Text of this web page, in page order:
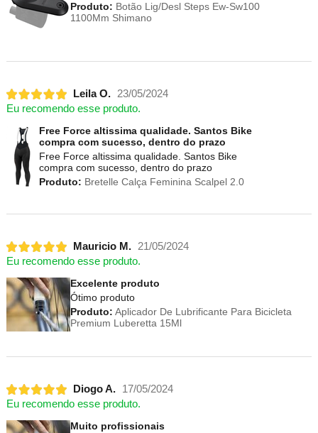
Produto: Botão Lig/Desl Steps Ew-Sw100
1100Mm Shimano
Leila O. 23/05/2024
Eu recomendo esse produto.
Free Force altissima qualidade. Santos Bike
compra com sucesso, dentro do prazo
Free Force altissima qualidade. Santos Bike
compra com sucesso, dentro do prazo
Produto: Bretelle Calça Feminina Scalpel 2.0
Mauricio M. 21/05/2024
Eu recomendo esse produto.
Excelente produto
Ótimo produto
Produto: Aplicador De Lubrificante Para Bicicleta
Premium Luberetta 15Ml
Diogo A.
17/05/2024
Eu recomendo esse produto.
Muito profissionais